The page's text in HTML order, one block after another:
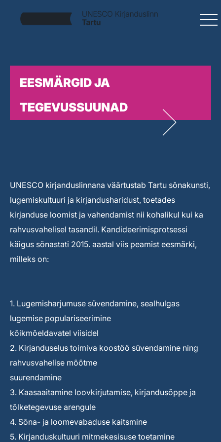
EESMÄRGID JA
TEGEVUSSUUNAD
UNESCO kirjanduslinnana väärtustab Tartu sõnakunsti,
lugemiskultuuri ja kirjandusharidust, toetades
kirjanduse loomist ja vahendamist nii kohalikul kui ka
rahvusvahelisel tasandil. Kandideerimisprotsessi
käigus sõnastati 2015. aastal viis peamist eesmärki,
milleks on:
1. Lugemisharjumuse süvendamine, sealhulgas
lugemise populariseerimine
kõikmõeldavatel viisidel
2. Kirjanduselus toimiva koostöö süvendamine ning
rahvusvahelise mõõtme
suurendamine
3. Kaasaaitamine loovkirjutamise, kirjandusõppe ja
tõlketegevuse arengule
4. Sõna- ja loomevabaduse kaitsmine
5. Kirjanduskultuuri mitmekesisuse toetamine